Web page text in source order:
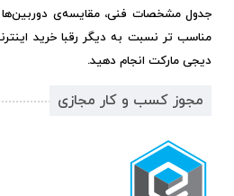
جدول مشخصات فنی، مقایسه‌ی
مناسب تر نسبت به دیگر رقبا خرید
دیجی مارکت انجام دهید.
مجوز کسب و کار مجازی